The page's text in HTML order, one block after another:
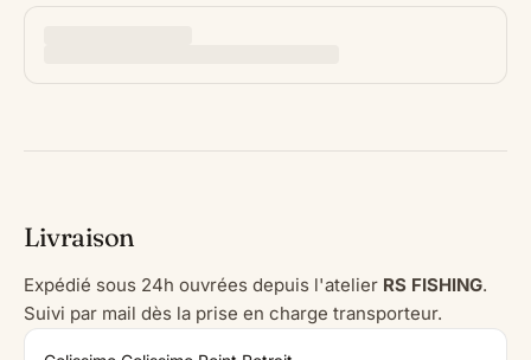
Livraison
Expédié sous 24h ouvrées depuis l'atelier RS FISHING.
Suivi par mail dès la prise en charge transporteur.